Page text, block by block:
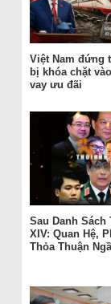
Việt Nam đứng
bị khóa chặt
vay ưu đãi
Sau Danh Sách
XIV: Quan Hệ,
Thỏa Thuận